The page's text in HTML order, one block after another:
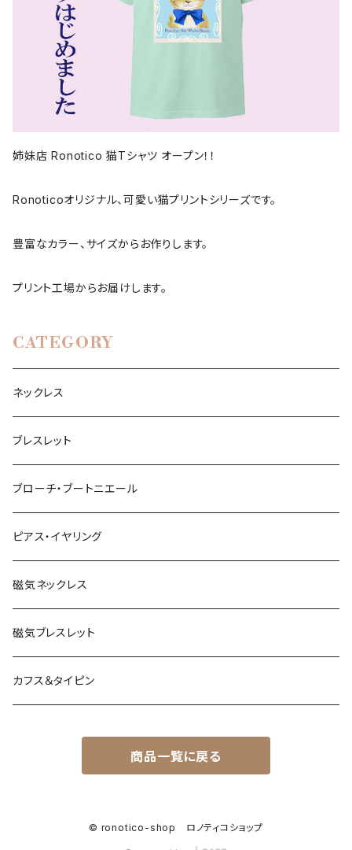
姉妹店 Ronotico 猫Tシャツ オープン！！
Ronoticoオリジナル、可愛い猫プリントシリーズです。
豊富なカラー、サイズからお作りします。
プリント工場からお届けします。
CATEGORY
ネックレス
ブレスレット
ブローチ・ブートニエール
ピアス・イヤリング
磁気ネックレス
磁気ブレスレット
カフス＆タイピン
商品一覧に戻る
© ronotico-shop ロノティコショップ